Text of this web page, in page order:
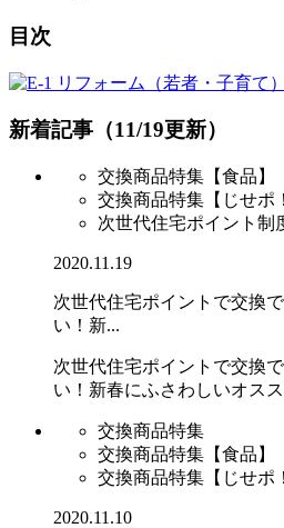
目次
新着記事（11/19更新）
交換商品特集【食品】
交換商品特集【じせポ
次世代住宅ポイント
2020.11.19
次世代住宅ポイントで交換
い！新...
次世代住宅ポイントで交換
い！新春にふさわしいオス
交換商品特集
交換商品特集【食品】
交換商品特集【じせポ
2020.11.10